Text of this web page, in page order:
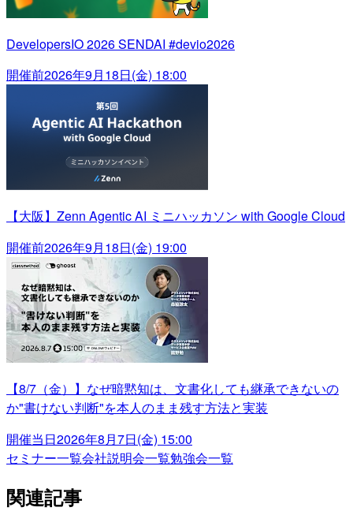
DevelopersIO 2026 SENDAI #devio2026
開催前2026年9月18日(金) 18:00
【大阪】Zenn Agentic AI ミニハッカソン with Google Cloud
開催前2026年9月18日(金) 19:00
【8/7（金）】なぜ暗黙知は、文書化しても継承できないの
か"書けない判断"を本人のまま残す方法と実装
開催当日2026年8月7日(金) 15:00
セミナー一覧会社説明会一覧勉強会一覧
関連記事